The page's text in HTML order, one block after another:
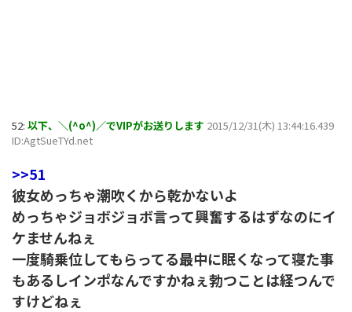
52: 以下、＼(^o^)／でVIPがお送りします 2015/12/31(木) 13:44:16.439
ID:AgtSueTYd.net
>>51
彼女めっちゃ潮吹くから乾かないよ
めっちゃジョボジョボ言って興奮するはずなのにイ
ケませんねぇ
一度騎乗位してもらってる最中に眠くなって寝た事
もあるしインポなんですかねぇ勃つことは経つんで
すけどねぇ